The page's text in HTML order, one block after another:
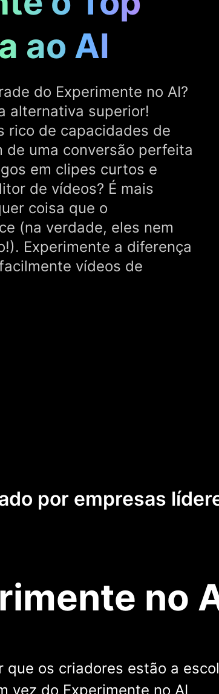
ao AI
do Experimente no AI?
alternativa superior!
rico de capacidades de
de uma conversão perfeita
em clipes curtos e
de vídeos? É mais
coisa que o
(na verdade, eles nem
Experimente a diferença
vídeos de
por empresas
no
que os criadores estão a
vez do Experimente no AI